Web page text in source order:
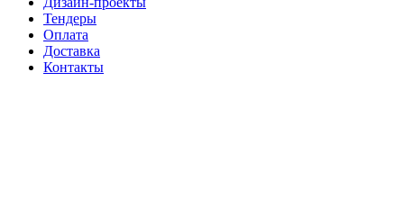
Тендеры
Оплата
Доставка
Контакты